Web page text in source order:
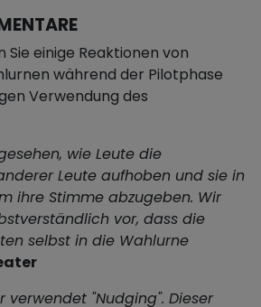
Sie einige Reaktionen von
während der Pilotphase
Verwendung des
wie Leute die
Leute aufhoben und sie in
ihre Stimme abzugeben. Wir
vor, dass die
selbst in die Wahlurne
verwendet "Nudging". Dieser